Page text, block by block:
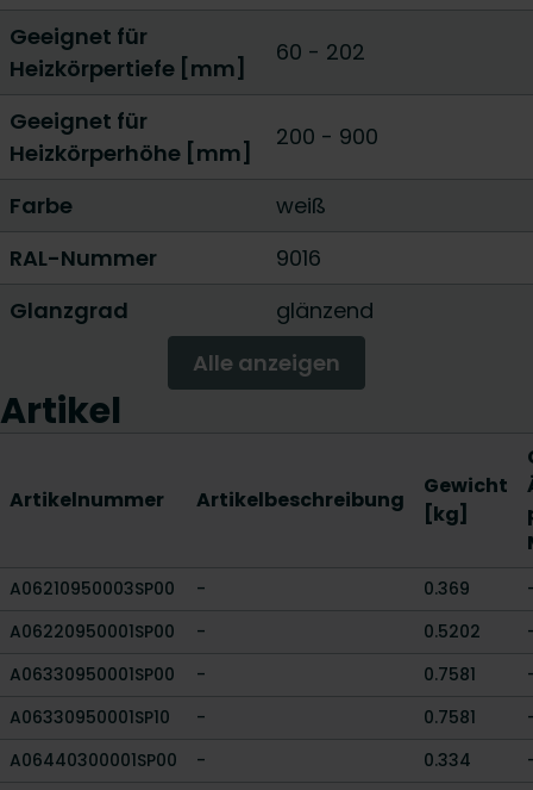
Geeignet für
Heizkörpertiefe [mm]
60 - 202
Geeignet für
Heizkörperhöhe [mm]
200 - 900
Farbe
weiß
RAL-Nummer
9016
Glanzgrad
glänzend
Alle anzeigen
Artikel
Artikelnummer Artikelbeschreibung
Gewicht
[kg]
A06210950003SP00 - 0.369
A06220950001SP00
- 0.5202
A06330950001SP00
- 0.7581
A06330950001SP10
- 0.7581
A06440300001SP00
- 0.334